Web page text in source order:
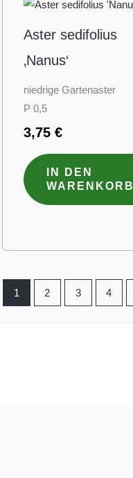
Aster sedifolius
‚Nanus‘
niedrige Gartenaster
P 0,5
3,75 €
IN DEN
WARENKORB
1 2 3 4